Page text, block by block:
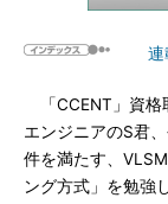
連
「CCENT」資格
エンジニアのS君
件を満たす、
ング方式」を勉強